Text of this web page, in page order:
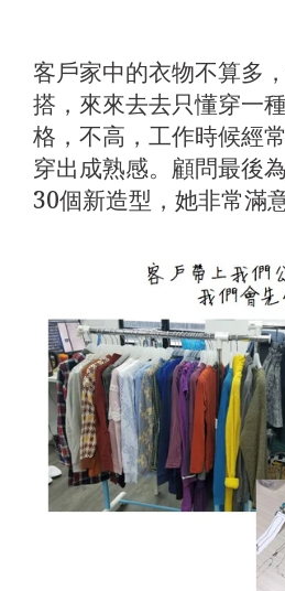
客戶家中的衣物不算多
搭，來來去去只懂穿一
格，不高，工作時候經
穿出成熟感。顧問最後
30個新造型，她非常滿意